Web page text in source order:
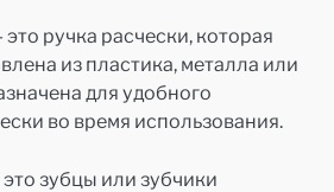
это ручка расчески, которая
из пластика, металла или
для удобного
во время использования.
зубцы или зубчики